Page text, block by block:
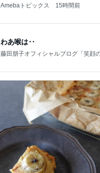
Amebaトピックス 15時間前
わあ喉は‥
藤田朋子オフィシャルブログ「笑顔